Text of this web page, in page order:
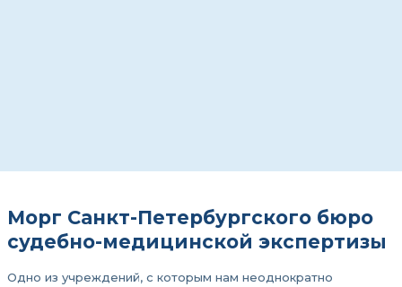
Морг Санкт-Петербургского бюро
судебно-медицинской экспертизы
Одно из учреждений, с которым нам неоднократно